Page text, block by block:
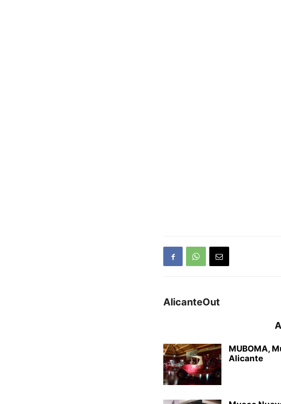
AlicanteOut
MUBOMA,
Alicante